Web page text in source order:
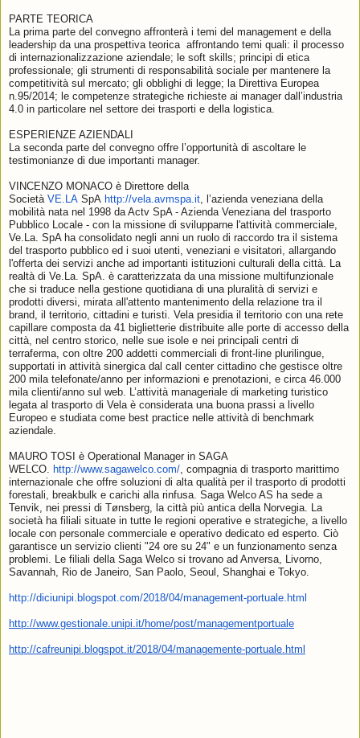
PARTE TEORICA
La prima parte del convegno affronterà i temi del management e della
leadership da una prospettiva teorica affrontando temi quali: il processo
di internazionalizzazione aziendale; le soft skills; principi di etica
professionale; gli strumenti di responsabilità sociale per mantenere la
competitività sul mercato; gli obblighi di legge; la Direttiva Europea
n.95/2014; le competenze strategiche richieste ai manager dall’industria
4.0 in particolare nel settore dei trasporti e della logistica.
ESPERIENZE AZIENDALI
La seconda parte del convegno offre l’opportunità di ascoltare le
testimonianze di due importanti manager.
VINCENZO MONACO è Direttore della
Società VE.LA SpA http://vela.avmspa.it , l’azienda veneziana della
mobilità nata nel 1998 da Actv SpA - Azienda Veneziana del trasporto
Pubblico Locale - con la missione di svilupparne l'attività commerciale,
Ve.La. SpA ha consolidato negli anni un ruolo di raccordo tra il sistema
del trasporto pubblico ed i suoi utenti, veneziani e visitatori, allargando
l'offerta dei servizi anche ad importanti istituzioni culturali della città. La
realtà di Ve.La. SpA. è caratterizzata da una missione multifunzionale
che si traduce nella gestione quotidiana di una pluralità di servizi e
prodotti diversi, mirata all'attento mantenimento della relazione tra il
brand, il territorio, cittadini e turisti. Vela presidia il territorio con una rete
capillare composta da 41 biglietterie distribuite alle porte di accesso della
città, nel centro storico, nelle sue isole e nei principali centri di
terraferma, con oltre 200 addetti commerciali di front-line plurilingue,
supportati in attività sinergica dal call center cittadino che gestisce oltre
200 mila telefonate/anno per informazioni e prenotazioni, e circa 46.000
mila clienti/anno sul web. L’attività manageriale di marketing turistico
legata al trasporto di Vela è considerata una buona prassi a livello
Europeo e studiata come best practice nelle attività di benchmark
aziendale.
MAURO TOSI è Operational Manager in SAGA
WELCO.
http://www.sagawelco.com/ , compagnia di trasporto marittimo
internazionale che offre soluzioni di alta qualità per il trasporto di prodotti
forestali, breakbulk e carichi alla rinfusa. Saga Welco AS ha sede a
Tenvik, nei pressi di Tønsberg, la città più antica della Norvegia. La
società ha filiali situate in tutte le regioni operative e strategiche, a livello
locale con personale commerciale e operativo dedicato ed esperto. Ciò
garantisce un servizio clienti "24 ore su 24" e un funzionamento senza
problemi. Le filiali della Saga Welco si trovano ad Anversa, Livorno,
Savannah, Rio de Janeiro, San Paolo, Seoul, Shanghai e Tokyo.
http://diciunipi.blogspot.com/2018/04/management-portuale.html
http://www.gestionale.unipi.it/home/post/managementportuale
http://cafreunipi.blogspot.it/2018/04/managemente-portuale.html